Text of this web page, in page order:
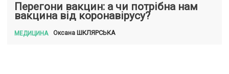
Перегони вакцин: а чи потрібна нам
вакцина від коронавірусу?
МЕДИЦИНА Оксана ШКЛЯРСЬКА